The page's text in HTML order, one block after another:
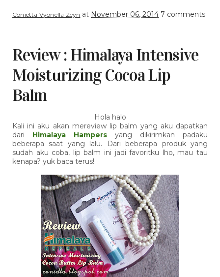
Conietta Vyonella Zeyn at November 06, 2014 7 comments
Review : Himalaya Intensive
Moisturizing Cocoa Lip
Balm
Hola halo
Kali ini aku akan mereview lip balm yang aku dapatkan
dari Himalaya Hampers yang dikirimkan padaku
beberapa saat yang lalu. Dari beberapa produk yang
sudah aku coba, lip balm ini jadi favoritku lho, mau tau
kenapa? yuk baca terus!